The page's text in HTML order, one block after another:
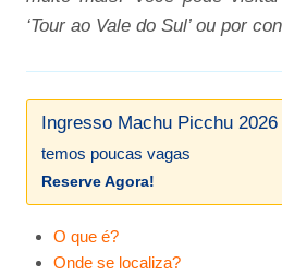
‘Tour ao Vale do Sul’ ou por
Ingresso Machu Picchu 2026
temos poucas vagas
Reserve Agora!
O que é?
Onde se localiza?